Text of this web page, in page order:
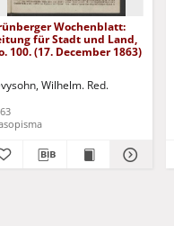
Wochenblatt:
für Stadt und Land,
100. (17. December 1863)
Wilhelm. Red.